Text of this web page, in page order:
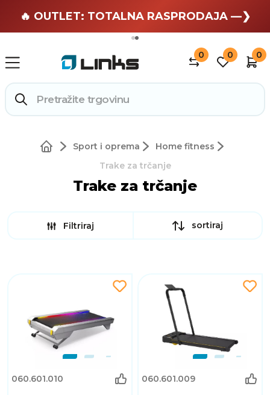
🏄 Zaslužuješ odmor —❯
🔥 OUTLET: TOTALNA RASPRODAJA —❯
0 0 0
Sport i oprema
Home fitness
Trake za trčanje
Trake za trčanje
Filtriraj sortiraj
060.601.010 060.601.009